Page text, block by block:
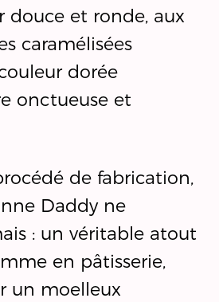
douce et ronde, aux
caramélisées
dorée
onctueuse et
de fabrication,
Daddy ne
: un véritable atout
en pâtisserie,
un moelleux